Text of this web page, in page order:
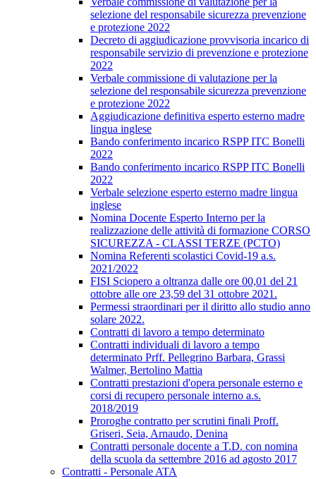
selezione del responsabile sicurezza prevenzione
e protezione 2022
Decreto di aggiudicazione provvisoria incarico di
responsabile servizio di prevenzione e protezione
2022
Verbale commissione di valutazione per la
selezione del responsabile sicurezza prevenzione
e protezione 2022
Aggiudicazione definitiva esperto esterno madre
lingua inglese
Bando conferimento incarico RSPP ITC Bonelli
2022
Bando conferimento incarico RSPP ITC Bonelli
2022
Verbale selezione esperto esterno madre lingua
inglese
Nomina Docente Esperto Interno per la
realizzazione delle attività di formazione CORSO
SICUREZZA - CLASSI TERZE (PCTO)
Nomina Referenti scolastici Covid-19 a.s.
2021/2022
FISI Sciopero a oltranza dalle ore 00,01 del 21
ottobre alle ore 23,59 del 31 ottobre 2021.
Permessi straordinari per il diritto allo studio anno
solare 2022.
Contratti di lavoro a tempo determinato
Contratti individuali di lavoro a tempo
determinato Prff. Pellegrino Barbara, Grassi
Walmer, Bertolino Mattia
Contratti prestazioni d'opera personale esterno e
corsi di recupero personale interno a.s.
2018/2019
Proroghe contratto per scrutini finali Proff.
Griseri, Seia, Arnaudo, Denina
Contratti personale docente a T.D. con nomina
della scuola da settembre 2016 ad agosto 2017
Contratti - Personale ATA